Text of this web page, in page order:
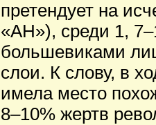
претендует на
«АН»), среди 1,
большевиками
слои. К слову, в
имела место
8–10% жертв